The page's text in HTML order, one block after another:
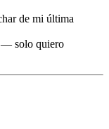
de mi última
— solo quiero